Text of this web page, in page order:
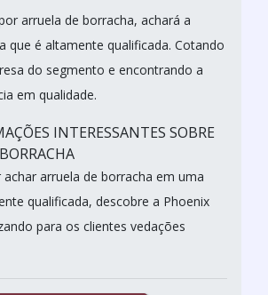
arruela de borracha, achará a
que é altamente qualificada. Cotando
do segmento e encontrando a
em qualidade.
INTERESSANTES SOBRE
achar arruela de borracha em uma
qualificada, descobre a Phoenix
para os clientes vedações